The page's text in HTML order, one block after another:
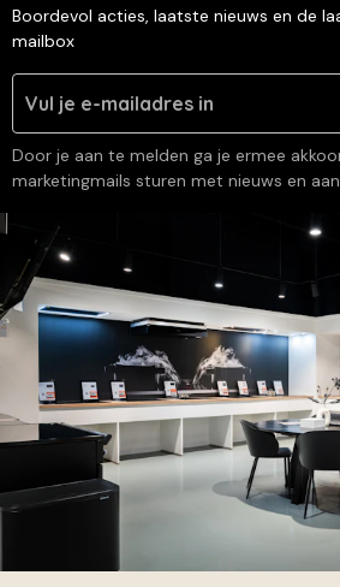
Boordevol acties, laatste nieuws en de
mailbox
Door je aan te melden ga je ermee
marketingmails sturen met nieuws en